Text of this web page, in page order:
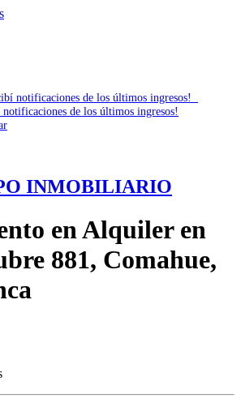
de los últimos ingresos!
INMOBILIARIO
en Alquiler en
881, Comahue,